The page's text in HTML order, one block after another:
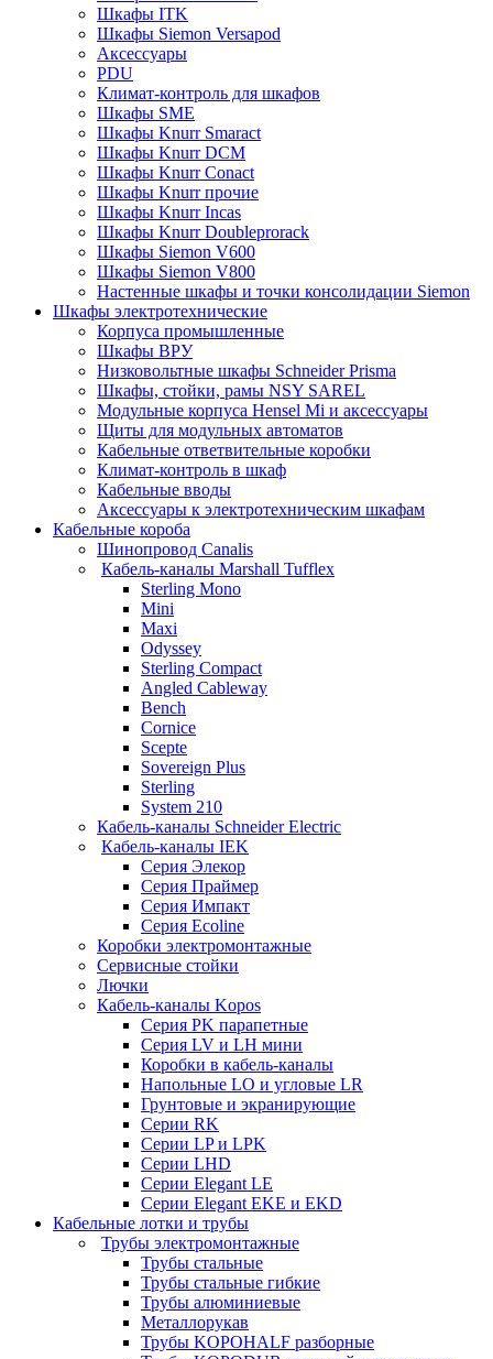
Шкафы ITK
Шкафы Siemon Versapod
Аксессуары
PDU
Климат-контроль для шкафов
Шкафы SME
Шкафы Knurr Smaract
Шкафы Knurr DCM
Шкафы Knurr Conact
Шкафы Knurr прочие
Шкафы Knurr Incas
Шкафы Knurr Doubleprorack
Шкафы Siemon V600
Шкафы Siemon V800
Настенные шкафы и точки консолидации Siemon
Шкафы электротехнические
Корпуса промышленные
Шкафы ВРУ
Низковольтные шкафы Schneider Prisma
Шкафы, стойки, рамы NSY SAREL
Модульные корпуса Hensel Mi и аксессуары
Щиты для модульных автоматов
Кабельные ответвительные коробки
Климат-контроль в шкаф
Кабельные вводы
Аксессуары к электротехническим шкафам
Кабельные короба
Шинопровод Canalis
Кабель-каналы Marshall Tufflex
Sterling Mono
Mini
Maxi
Odyssey
Sterling Compact
Angled Cableway
Bench
Cornice
Scepte
Sovereign Plus
Sterling
System 210
Кабель-каналы Schneider Electric
Кабель-каналы IEK
Серия Элекор
Серия Праймер
Серия Импакт
Серия Ecoline
Коробки электромонтажные
Сервисные стойки
Лючки
Кабель-каналы Kopos
Серия PK парапетные
Серия LV и LH мини
Коробки в кабель-каналы
Напольные LO и угловые LR
Грунтовые и экранирующие
Серии RK
Серии LP и LPK
Серии LHD
Серии Elegant LE
Серии Elegant EKE и EKD
Кабельные лотки и трубы
Трубы электромонтажные
Трубы стальные
Трубы стальные гибкие
Трубы алюминиевые
Металлорукав
Трубы KOPOHALF разборные